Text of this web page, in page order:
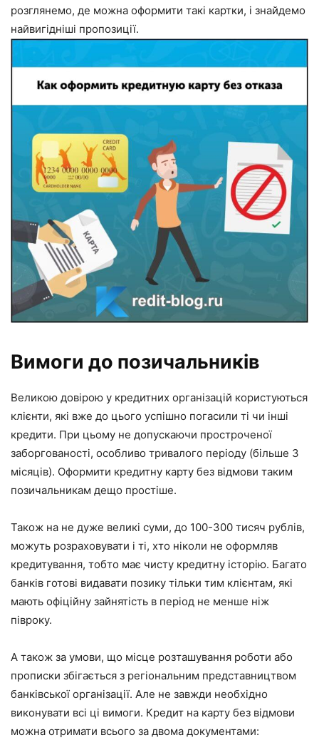
розглянемо, де можна оформити такі картки, і знайдемо
найвигідніші пропозиції.
Вимоги до позичальників
Великою довірою у кредитних організацій користуються
клієнти, які вже до цього успішно погасили ті чи інші
кредити. При цьому не допускаючи простроченої
заборгованості, особливо тривалого періоду (більше 3
місяців). Оформити кредитну карту без відмови таким
позичальникам дещо простіше.
Також на не дуже великі суми, до 100-300 тисяч рублів,
можуть розраховувати і ті, хто ніколи не оформляв
кредитування, тобто має чисту кредитну історію. Багато
банків готові видавати позику тільки тим клієнтам, які
мають офіційну зайнятість в період не менше ніж
півроку.
А також за умови, що місце розташування роботи або
прописки збігається з регіональним представництвом
банківської організації. Але не завжди необхідно
виконувати всі ці вимоги. Кредит на карту без відмови
можна отримати всього за двома документами: